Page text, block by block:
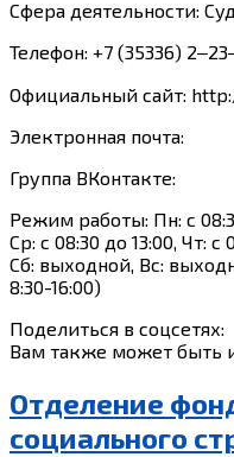
Сфера деятельности:
Телефон: +7 (35336)
Официальный сайт:
Электронная почта:
Группа ВКонтакте:
Режим работы: Пн: с
Ср: с 08:30 до 13:00, Чт: с
Сб: выходной, Вс:
8:30-16:00)
Поделиться в соцсетях:
Вам также может быть
Отделение
социального